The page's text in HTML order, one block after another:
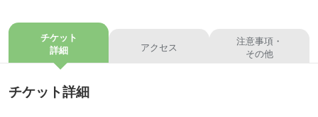
チケット
詳細
アクセス
注意事項・
その他
チケット詳細